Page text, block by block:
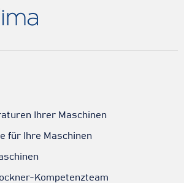
Ihrer Maschinen
für Ihre Maschinen
Kompetenzteam